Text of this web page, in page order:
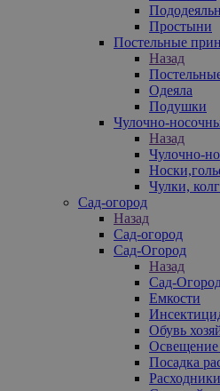
Простыни
Постельные
Назад
Одеяла
Подушки
Чулочно-
Назад
Чулочно-
Чулки,
Сад-огород
Назад
Сад-огород
Сад-Огород
Назад
Сад-
Емкости
Обувь
Посадка